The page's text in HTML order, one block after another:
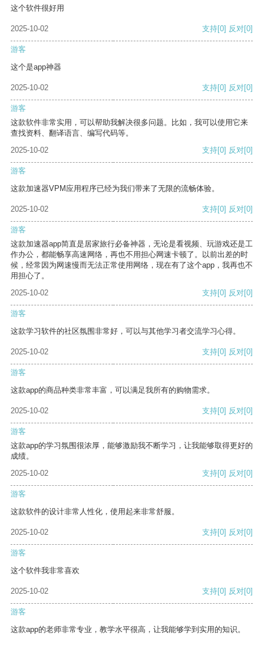
这个软件很好用
2025-10-02 支持[0] 反对[0]
游客
这个是app神器
2025-10-02 支持[0] 反对[0]
游客
这款软件非常实用，可以帮助我解决很多问题。比如，我可以使用它来
查找资料、翻译语言、编写代码等。
2025-10-02
支持[0] 反对[0]
游客
这款加速器VPM应用程序已经为我们带来了无限的流畅体验。
2025-10-02 支持[0] 反对[0]
游客
这款加速器app简直是居家旅行必备神器，无论是看视频、玩游戏还是工
作办公，都能畅享高速网络，再也不用担心网速卡顿了。以前出差的时
候，经常因为网速慢而无法正常使用网络，现在有了这个app，我再也不
用担心了。
2025-10-02
支持[0] 反对[0]
游客
这款学习软件的社区氛围非常好，可以与其他学习者交流学习心得。
2025-10-02 支持[0] 反对[0]
游客
这款app的商品种类非常丰富，可以满足我所有的购物需求。
2025-10-02 支持[0] 反对[0]
游客
这款app的学习氛围很浓厚，能够激励我不断学习，让我能够取得更好的
成绩。
2025-10-02
支持[0] 反对[0]
游客
这款软件的设计非常人性化，使用起来非常舒服。
2025-10-02 支持[0] 反对[0]
游客
这个软件我非常喜欢
2025-10-02 支持[0] 反对[0]
游客
这款app的老师非常专业，教学水平很高，让我能够学到实用的知识。